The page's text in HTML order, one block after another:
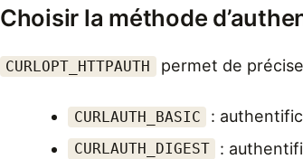
Choisir la méthode
CURLOPT_HTTPAUTH permet de
CURLAUTH_BASIC :
CURLAUTH_DIGEST :